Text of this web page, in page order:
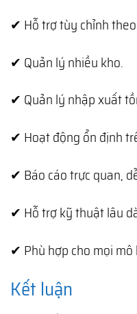
✔ Hỗ trợ tùy chỉnh
✔ Quản lý nhiều kho.
✔ Quản lý nhập xuất
✔ Hoạt động ổn định
✔ Báo cáo trực quan,
✔ Hỗ trợ kỹ thuật lâu
✔ Phù hợp cho mọi
Kết luận